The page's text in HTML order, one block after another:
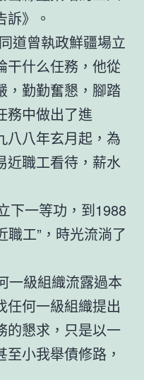
》。
曾執政鮮疆場立
干什么任務，他從
，勤勤奮懇，腳踏
務中做出了進
八年玄月起，為
近職工看待，薪水
一等功，到1988
職工”，時光流淌了
級組織流露過本
任何一級組織提出
的懇求，只是以一
小我舉債修路，